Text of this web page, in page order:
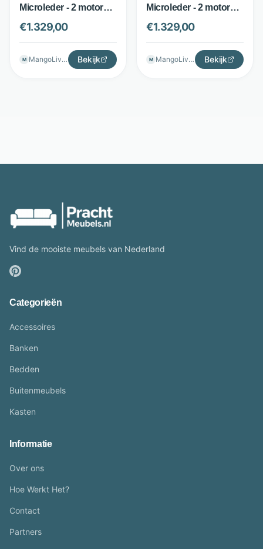
Microleder - 2 motoren
en 360 graden
draaibaar - Cognac -
The Seats
€1.329,00
M MangoLiving Bekijk
Microleder - 2 motoren
en 360 graden
draaibaar - Antraciet -
The Seats
€1.329,00
M MangoLiving Bekijk
Vind de mooiste meubels van Nederland
Categorieën
Accessoires
Banken
Bedden
Buitenmeubels
Kasten
Informatie
Over ons
Hoe Werkt Het?
Contact
Partners